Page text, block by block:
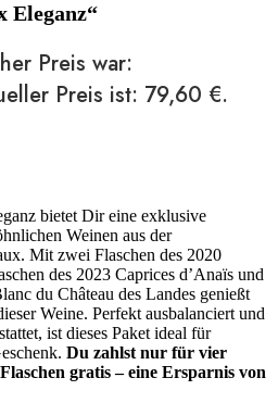
Eleganz“
Preis war:
Preis ist: 79,60 €.
bietet Dir eine exklusive
Weinen aus der
Mit zwei Flaschen des 2020
des 2023 Caprices d’Anaïs und
du Château des Landes genießt
Weine. Perfekt ausbalanciert und
ist dieses Paket ideal für
Du zahlst nur für vier
gratis – eine Ersparnis von